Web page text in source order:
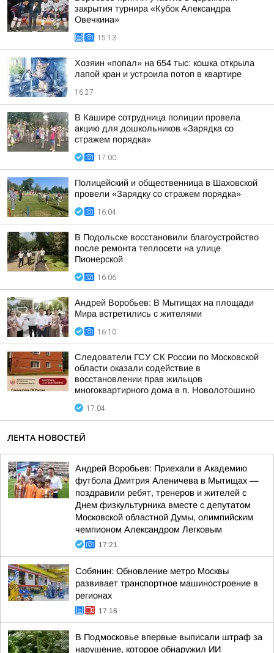
закрытия турнира «Кубок Александра
Овечкина»
15:13
Хозяин «попал» на 654 тыс: кошка открыла
лапой кран и устроила потоп в квартире
16:27
В Кашире сотрудница полиции провела
акцию для дошкольников «Зарядка со
стражем порядка»
17:00
Полицейский и общественница в Шаховской
провели «Зарядку со стражем порядка»
16:04
В Подольске восстановили благоустройство
после ремонта теплосети на улице
Пионерской
16:06
Андрей Воробьев: В Мытищах на площади
Мира встретились с жителями
16:10
Следователи ГСУ СК России по Московской
области оказали содействие в
восстановлении прав жильцов
многоквартирного дома в п. Новолотошино
17:04
ЛЕНТА НОВОСТЕЙ
Андрей Воробьев: Приехали в Академию
футбола Дмитрия Аленичева в Мытищах —
поздравили ребят, тренеров и жителей с
Днем физкультурника вместе с депутатом
Московской областной Думы, олимпийским
чемпионом Александром Легковым
17:21
Собянин: Обновление метро Москвы
развивает транспортное машиностроение в
регионах
17:16
В Подмосковье впервые выписали штраф за
нарушение, которое обнаружил ИИ